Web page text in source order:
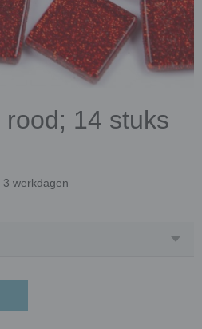
14 stuks
werkdagen